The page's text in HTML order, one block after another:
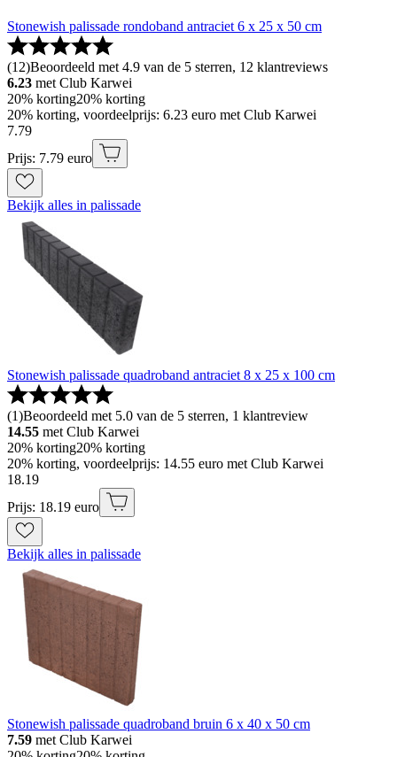
Stonewish palissade rondoband antraciet 6 x 25 x 50 cm
(12)Beoordeeld met 4.9 van de 5 sterren, 12 klantreviews
6.23 met Club Karwei
20% korting20% korting
20% korting, voordeelprijs: 6.23 euro met Club Karwei
7.79
Prijs: 7.79 euro
Bekijk alles in palissade
Stonewish palissade quadroband antraciet 8 x 25 x 100 cm
(1)Beoordeeld met 5.0 van de 5 sterren, 1 klantreview
14.55 met Club Karwei
20% korting20% korting
20% korting, voordeelprijs: 14.55 euro met Club Karwei
18.19
Prijs: 18.19 euro
Bekijk alles in palissade
Stonewish palissade quadroband bruin 6 x 40 x 50 cm
7.59 met Club Karwei